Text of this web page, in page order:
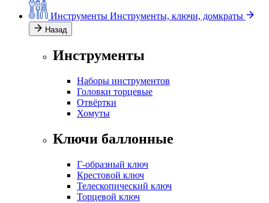
Инструменты Инструменты, ключи, домкраты
Назад
Инструменты
Наборы инструментов
Головки торцевые
Отвёртки
Хомуты
Ключи баллонные
Г-образный ключ
Крестовой ключ
Телескопический ключ
Торцевой ключ